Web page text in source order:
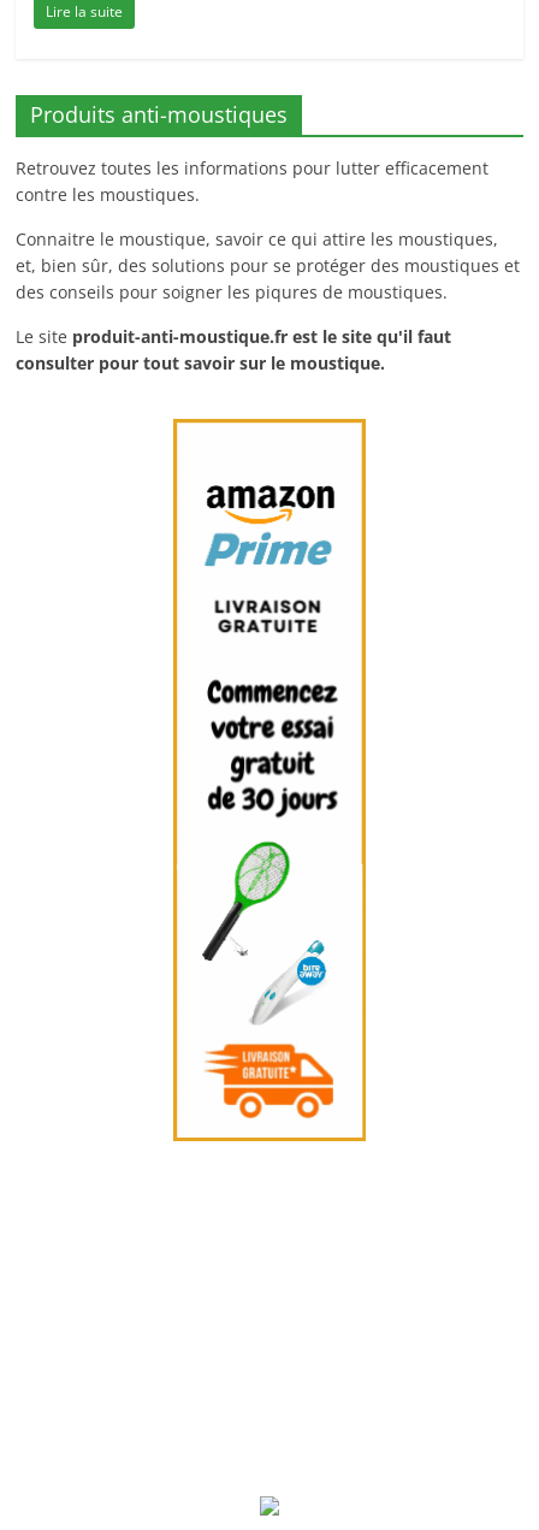
Lire la suite
Produits anti-moustiques
Retrouvez toutes les informations pour lutter efficacement
contre les moustiques.
Connaitre le moustique, savoir ce qui attire les moustiques,
et, bien sûr, des solutions pour se protéger des moustiques et
des conseils pour soigner les piqures de moustiques.
Le site produit-anti-moustique.fr est le site qu'il faut
consulter pour tout savoir sur le moustique.